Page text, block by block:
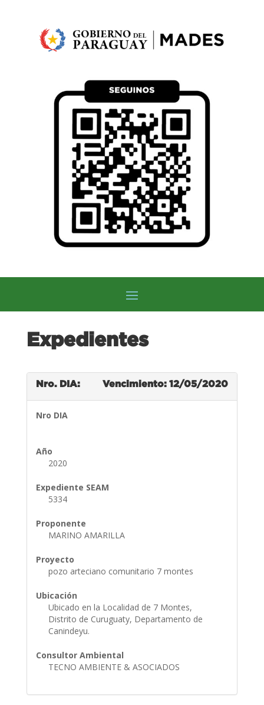
Expedientes
Nro. DIA: Vencimiento: 12/05/2020
Nro DIA
Año
2020
Expediente SEAM
5334
Proponente
MARINO AMARILLA
Proyecto
pozo arteciano comunitario 7 montes
Ubicación
Ubicado en la Localidad de 7 Montes,
Distrito de Curuguaty, Departamento de
Canindeyu.
Consultor Ambiental
TECNO AMBIENTE & ASOCIADOS